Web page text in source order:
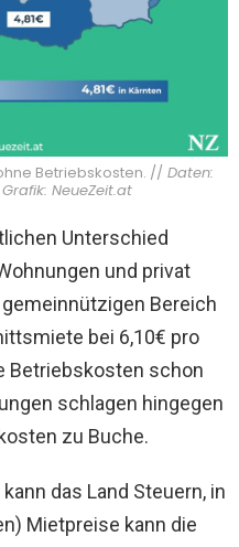
Betriebskosten. // Daten:
NeueZeit.at
Unterschied
und privat
Bereich
bei 6,10€ pro
Betriebskosten schon
schlagen hingegen
zu Buche.
das Land Steuern, in
Mietpreise kann die